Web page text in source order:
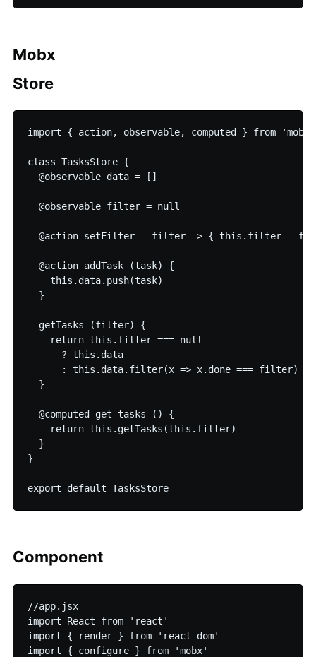
Mobx
Store
import { action, observable, computed } from 'mobx'
class TasksStore {
  @observable data = []
  @observable filter = null
@action setFilter = filter => { this.filter =
  @action addTask (task) {
    this.data.push(task)
  }
  getTasks (filter) {
    return this.filter === null
      ? this.data
      : this.data.filter(x => x.done === filter)
  }
  @computed get tasks () {
    return this.getTasks(this.filter)
  }
}
export default TasksStore
Component
//app.jsx
import React from 'react'
import { render } from 'react-dom'
import { configure } from 'mobx'